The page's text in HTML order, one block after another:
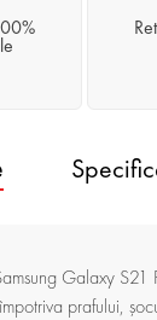
Galaxy
prafului,